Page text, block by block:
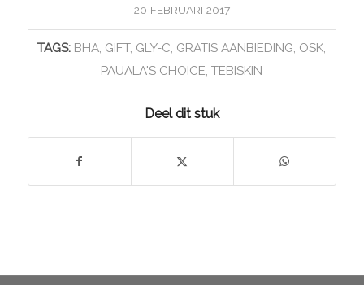
20 FEBRUARI 2017
TAGS: BHA, GIFT, GLY-C, GRATIS AANBIEDING, OSK,
PAUALA'S CHOICE,TEBISKIN
Deel dit stuk